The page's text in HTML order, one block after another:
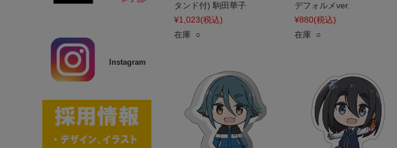
タンド付) 駒田華子
¥1,023(税込)
在庫 ○
デフォルメver.
¥880(税込)
在庫 ○
Instagram